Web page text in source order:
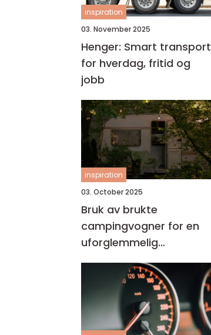
inspiration
03. November 2025
Henger: Smart transport
for hverdag, fritid og
jobb
inspiration
03. October 2025
Bruk av brukte
campingvogner for en
uforglemmelig
ferieopplevelse